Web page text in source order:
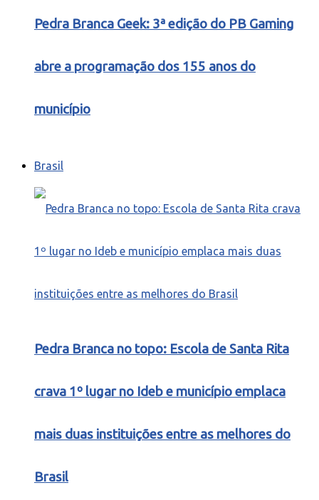
Pedra Branca Geek: 3ª edição do PB Gaming
abre a programação dos 155 anos do
município
Brasil
Pedra Branca no topo: Escola de Santa Rita
crava 1º lugar no Ideb e município emplaca
mais duas instituições entre as melhores do
Brasil